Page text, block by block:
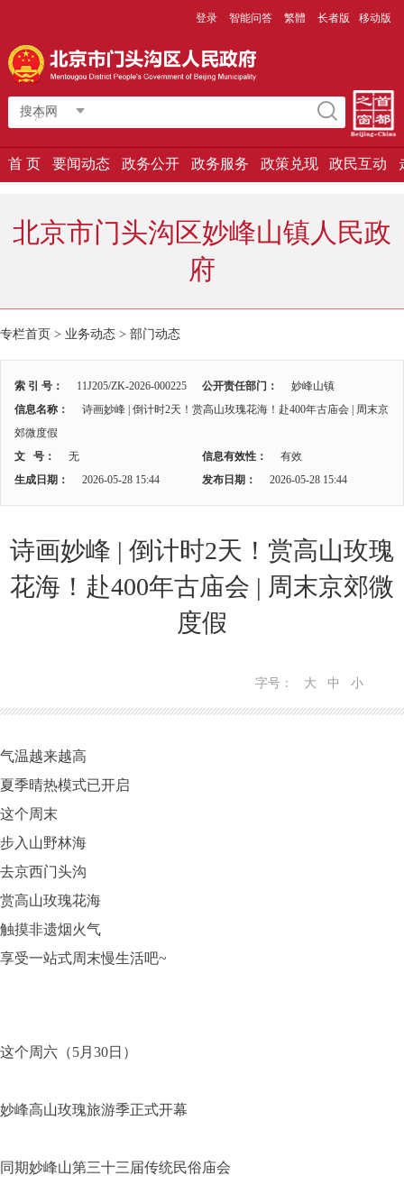
登录 智能问答 繁體 长者版 移动版
搜本网
首 页 要闻动态 政务公开 政务服务 政策兑现 政民互动
北京市门头沟区妙峰山镇人民政
府
专栏首页 > 业务动态 > 部门动态
索 引 号： 11J205/ZK-2026-000225 公开责任部门：
妙峰山镇
信息名称：
诗画妙峰 | 倒计时2天！赏高山玫瑰花海！赴400年古庙会 | 周末京
郊微度假
文 号：
无 信息有效性：
有效
生成日期：
2026-05-28 15:44 发布日期： 2026-05-28 15:44
诗画妙峰 | 倒计时2天！赏高山玫瑰
花海！赴400年古庙会 | 周末京郊微
度假
字号： 大 中 小
气温越来越高
夏季晴热模式已开启
这个周末
步入山野林海
去京西门头沟
赏高山玫瑰花海
触摸非遗烟火气
享受一站式周末慢生活吧~
这个周六（5月30日）
妙峰高山玫瑰旅游季正式开幕
同期妙峰山第三十三届传统民俗庙会